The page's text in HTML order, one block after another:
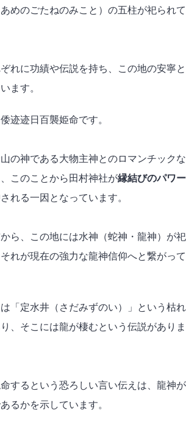
めのごたねのみこと）の五柱が祀られて
れに功績や伝説を持ち、この地の安寧と
ます。
迹迹日百襲姫命です。
の神である大物主神とのロマンチックな
このことから田村神社が縁結びのパワー
れる一因となっています。
ら、この地には水神（蛇神・龍神）が祀
れが現在の強力な龍神信仰へと繋がって
「定水井（さだみずのい）」という枯れ
、そこには龍が棲むという伝説がありま
するという恐ろしい言い伝えは、龍神が
るかを示しています。